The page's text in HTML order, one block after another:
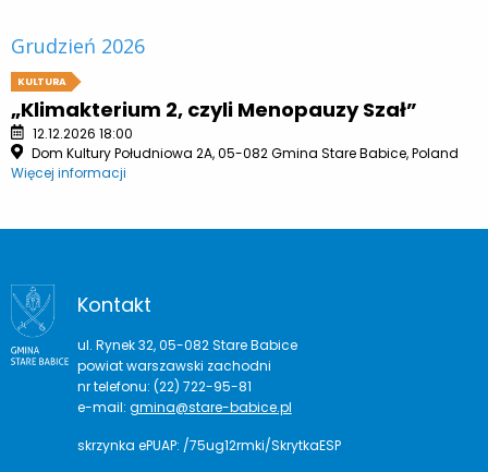
Grudzień 2026
KULTURA
„Klimakterium 2, czyli Menopauzy Szał”
12.12.2026 18:00
Dom Kultury Południowa 2A, 05-082 Gmina Stare Babice, Poland
Więcej informacji
Kontakt
ul. Rynek 32, 05-082 Stare Babice
powiat warszawski zachodni
nr telefonu: (22) 722-95-81
e-mail: gmina@stare-babice.pl
skrzynka ePUAP: /75ug12rmki/SkrytkaESP